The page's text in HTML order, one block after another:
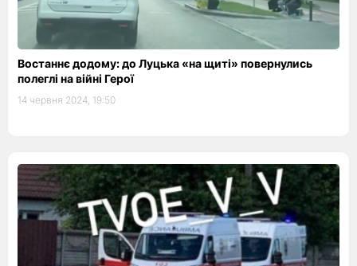
Востаннє додому: до Луцька «на щиті» повернулись
полеглі на війні Герої
14 червня 2024, 19:50